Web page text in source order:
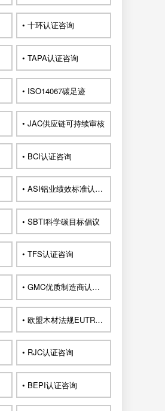
• 十环认证咨询
• TAPA认证咨询
• ISO14067碳足迹
• JAC供应链可持续审核
• BCI认证咨询
• ASI铝业绩效标准认证咨询
• SBTI科学碳目标倡议
• TFS认证咨询
• GMC优质制造商认证咨询
• 欧盟木材法规EUTR认证咨询
• RJC认证咨询
• BEPI认证咨询